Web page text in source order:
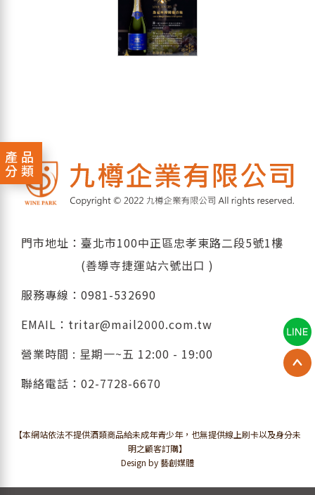
產品
分類
門市地址：臺北市100中正區忠孝東路二段5號1樓
(善導寺捷運站六號出口 )
服務專線： 0981-532690
EMAIL： tritar@mail2000.com.tw
營業時間 : 星期一~五 12:00 - 19:00
聯絡電話： 02-7728-6670
【本網站依法不提供酒類商品給未成年青少年，也無提供線上刷卡以及身分未
明之顧客訂購】
Design by 藝創媒體